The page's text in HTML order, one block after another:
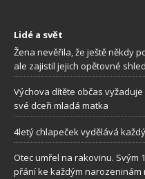
Lidé a svět
Žena nevěřila, že ještě někdy
ale zajistil jejich opětovné
Výchova dítěte občas
své dceři mladá matka
4letý chlapeček vydělává
Otec umřel na rakovinu. Svým
přání ke každým narozeninám